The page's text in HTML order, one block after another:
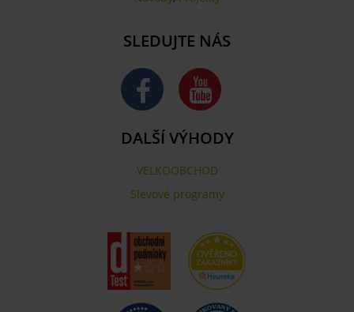
SLEDUJTE NÁS
DALŠÍ VÝHODY
VELKOOBCHOD
Slevové programy